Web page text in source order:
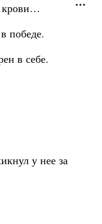
крови…
победе.
в себе.
у нее за